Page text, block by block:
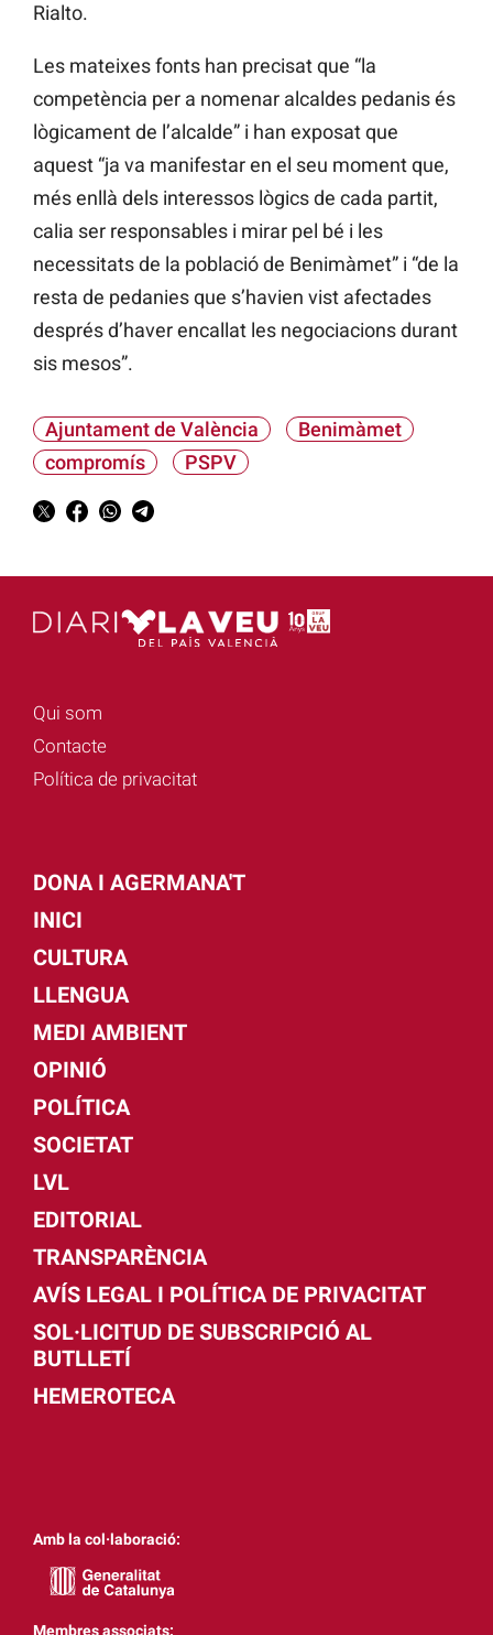
Rialto.
Les mateixes fonts han precisat que “la
competència per a nomenar alcaldes pedanis és
lògicament de l’alcalde” i han exposat que
aquest “ja va manifestar en el seu moment que,
més enllà dels interessos lògics de cada partit,
calia ser responsables i mirar pel bé i les
necessitats de la població de Benimàmet” i “de la
resta de pedanies que s’havien vist afectades
després d’haver encallat les negociacions durant
sis mesos”.
Ajuntament de València
Benimàmet
compromís
PSPV
Qui som
Contacte
Política de privacitat
DONA I AGERMANA'T
INICI
CULTURA
LLENGUA
MEDI AMBIENT
OPINIÓ
POLÍTICA
SOCIETAT
LVL
EDITORIAL
TRANSPARÈNCIA
AVÍS LEGAL I POLÍTICA DE PRIVACITAT
SOL·LICITUD DE SUBSCRIPCIÓ AL
BUTLLETÍ
HEMEROTECA
Amb la col·laboració:
Membres associats: